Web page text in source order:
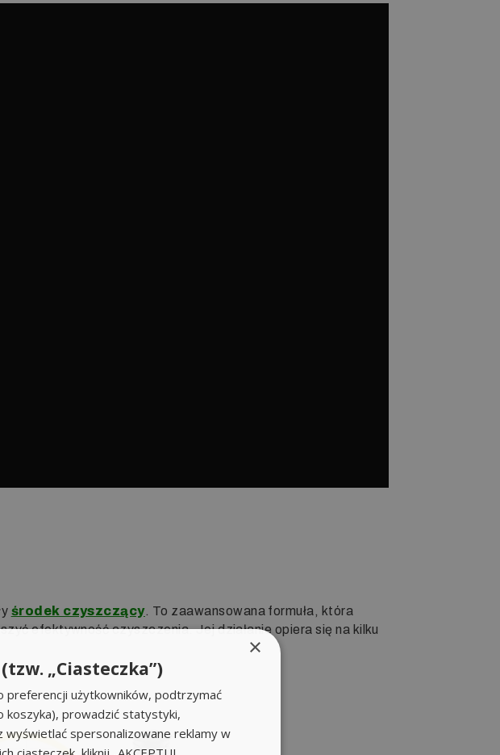
środek czyszczący. To zaawansowana formuła, która
efektywność czyszczenia. Jej działanie opiera się na kilku
×
„Ciasteczka”)
preferencji użytkowników, podtrzymać
koszyka), prowadzić statystyki,
wyświetlać spersonalizowane reklamy w